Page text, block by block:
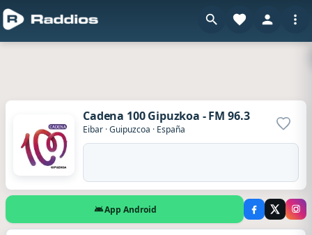
Cadena 100 Gipuzkoa - FM 96.3
Eibar ·Guipuzcoa · España
App Android